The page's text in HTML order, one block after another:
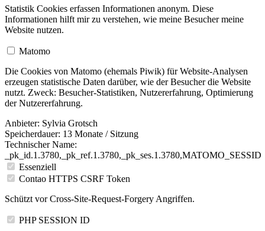
Statistik Cookies erfassen Informationen anonym. Diese
Informationen hilft mir zu verstehen, wie meine Besucher meine
Website nutzen.
Matomo
Die Cookies von Matomo (ehemals Piwik) für Website-Analysen
erzeugen statistische Daten darüber, wie der Besucher die Website
nutzt. Zweck: Besucher-Statistiken, Nutzererfahrung, Optimierung
der Nutzererfahrung.
Anbieter: Sylvia Grotsch
Speicherdauer: 13 Monate / Sitzung
Technischer Name:
_pk_id.1.3780,_pk_ref.1.3780,_pk_ses.1.3780,MATOMO_SESSID
Essenziell
Contao HTTPS CSRF Token
Schützt vor Cross-Site-Request-Forgery Angriffen.
PHP SESSION ID